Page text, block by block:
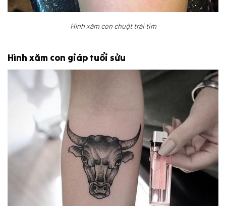
Hình xăm con chuột trái tim
Hình xăm con giáp tuổi sửu